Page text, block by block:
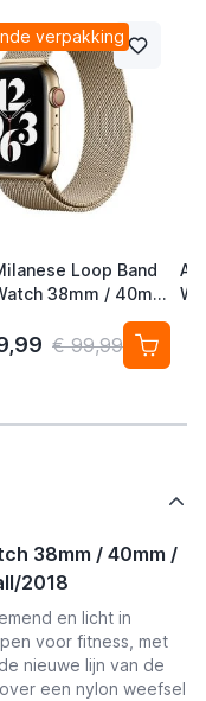
verpakking
Loop Band
/ 40mm
/ 42mm Gold (2nd
€ 99,99
38mm / 40mm /
2018
en licht in
voor fitness, met
nieuwe lijn van de
een nylon weefsel